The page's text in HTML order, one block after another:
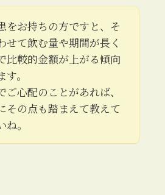
をお持ちの方ですと、そ
せて飲む量や期間が長く
比較的金額が上がる傾向
。
ご心配のことがあれば、
その点も踏まえて教えて
ね。